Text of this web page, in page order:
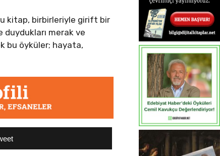
bu kitap, birbirleriyle girift bir
merak ve
bu öyküler; hayata,